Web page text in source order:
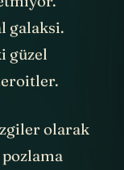
güzel
olarak